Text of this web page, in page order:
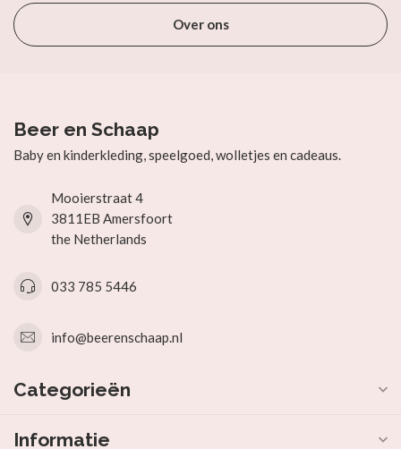
Over ons
Beer en Schaap
Baby en kinderkleding, speelgoed, wolletjes en cadeaus.
Mooierstraat 4
3811EB Amersfoort
the Netherlands
033 785 5446
info@beerenschaap.nl
Categorieën
Informatie